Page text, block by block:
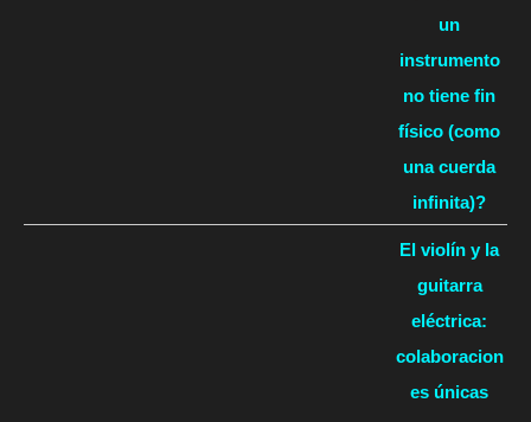
un
instrumento
no tiene fin
físico (como
una cuerda
infinita)?
El violín y la
guitarra
eléctrica:
colaboracion
es únicas